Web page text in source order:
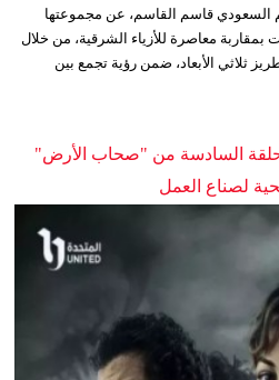
السعودي قاسم القاسم، عن مجموعتها
والتي تميزت بمقاربة معاصرة للأزياء الشرقية، من خلال
ثلاثي الأبعاد، ضمن رؤية تجمع بين
السادسة من "صحاب الأرض"
لصناع العمل